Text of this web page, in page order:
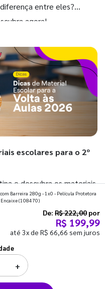
entre eles?
agora!
escolares para o 2º
e descubra os materiais
o segundo
Barreira 280g - 1x0 - Película Protetora
(108470)
De: R$ 222,00 por
R$ 199,99
até 3x de R$ 66,66 sem juros
+